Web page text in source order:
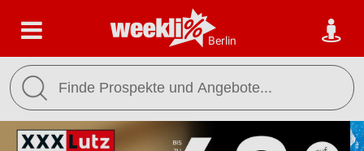
Berlin